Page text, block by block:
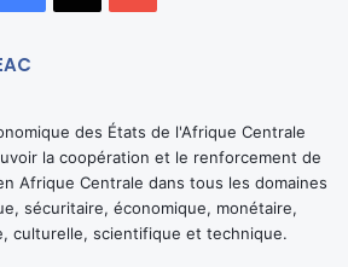
des États de l'Afrique Centrale
la coopération et le renforcement de
Afrique Centrale dans tous les domaines
sécuritaire, économique, monétaire,
culturelle, scientifique et technique.